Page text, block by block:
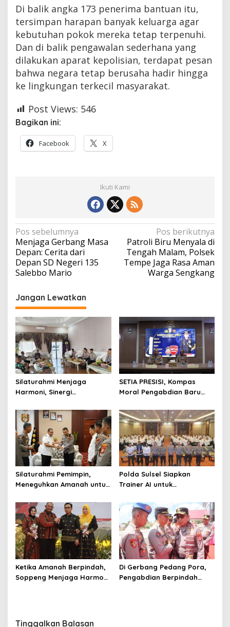
Di balik angka 173 penerima bantuan itu,
tersimpan harapan banyak keluarga agar
kebutuhan pokok mereka tetap terpenuhi.
Dan di balik pengawalan sederhana yang
dilakukan aparat kepolisian, terdapat pesan
bahwa negara tetap berusaha hadir hingga
ke lingkungan terkecil masyarakat.
Post Views: 546
Bagikan ini:
Facebook X
Ikuti Kami
Navigasi
pos
Pos sebelumnya
Menjaga Gerbang Masa
Depan: Cerita dari
Depan SD Negeri 135
Salebbo Mario
Pos berikutnya
Patroli Biru Menyala di
Tengah Malam, Polsek
Tempe Jaga Rasa Aman
Warga Sengkang
Jangan Lewatkan
Silaturahmi Menjaga
Harmoni, Sinergi
Soppeng
SETIA PRESISI, Kompas
Moral Pengabdian Baru
Silaturahmi Pemimpin,
Meneguhkan Amanah untuk
Polda Sulsel Siapkan
Trainer AI untuk
Digital
Ketika Amanah Berpindah,
Soppeng Menjaga Harmoni
Di Gerbang Pedang Pora,
Pengabdian Berpindah
Tinggalkan Balasan